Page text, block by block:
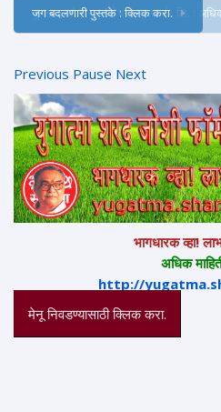
जग बदलणारी पुस्तके : क्लिक करा.
Previous Pause Next
भागधारक व्हा!
अधिक
http://
मेनू निवडण्यासाठी क्लिक करा.